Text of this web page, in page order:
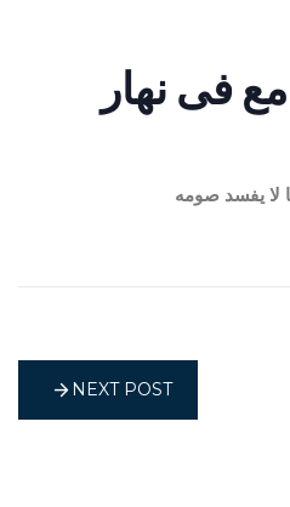
فى نهار
لا يفسد صومه
NEXT POST